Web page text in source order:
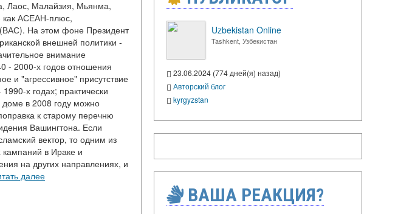
Лаос, Малайзия, Мьянма,
как АСЕАН-плюс,
На этом фоне Президент
внешней политики -
внимание
- 2000-х годов отношения
и "агрессивное" присутствие
х годах; практически
доме в 2008 году можно
к старому перечню
Вашингтона. Если
вектор, то одним из
в Ираке и
на других направлениях, и
далее
Uzbekistan Online
Tashkent, Узбекистан
23.06.2024 (774 дней(я) назад)
Авторский блог
kyrgyzstan
ВАША РЕАКЦИЯ?